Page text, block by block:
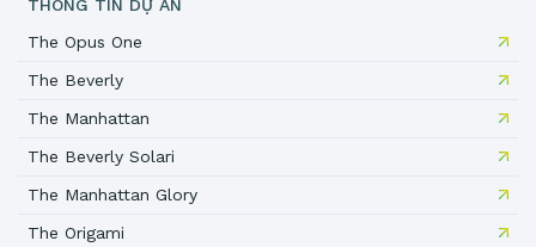
THÔNG TIN DỰ ÁN
The Opus One
The Beverly
The Manhattan
The Beverly Solari
The Manhattan Glory
The Origami